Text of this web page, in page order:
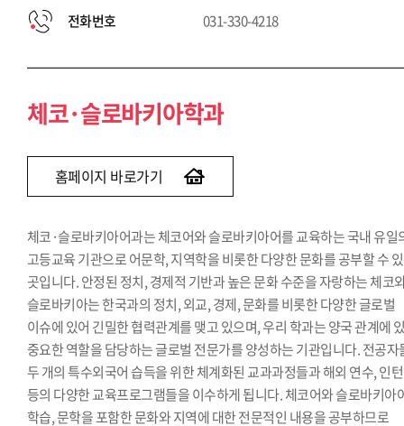
전화번호 031-330-4218
체코·슬로바키아학과
홈페이지 바로가기
체코·슬로바키아어과는 체코어와 슬로바키아어를 교육하는 국내 유일
고등교육 기관으로 어문학, 지역학을 비롯한 다양한 문화를 공부할 수
곳입니다. 안정된 정치, 경제적 기반과 높은 문화 수준을 자랑하는 체코
슬로바키아는 한국과의 정치, 외교, 경제, 문화를 비롯한 다양한 글로벌
이슈에 있어 긴밀한 협력관계를 맺고 있으며, 우리 학과는 양국 관계에
중요한 역할을 담당하는 글로벌 전문가를 양성하는 기관입니다. 전공자
두 개의 특수외국어 습득을 위한 체계화된 교과과정들과 해외 연수, 인
등의 다양한 교육프로그램들을 이수하게 됩니다. 체코어와 슬로바키아
학습, 문학을 포함한 문화와 지역에 대한 전문적인 내용을 공부하므로